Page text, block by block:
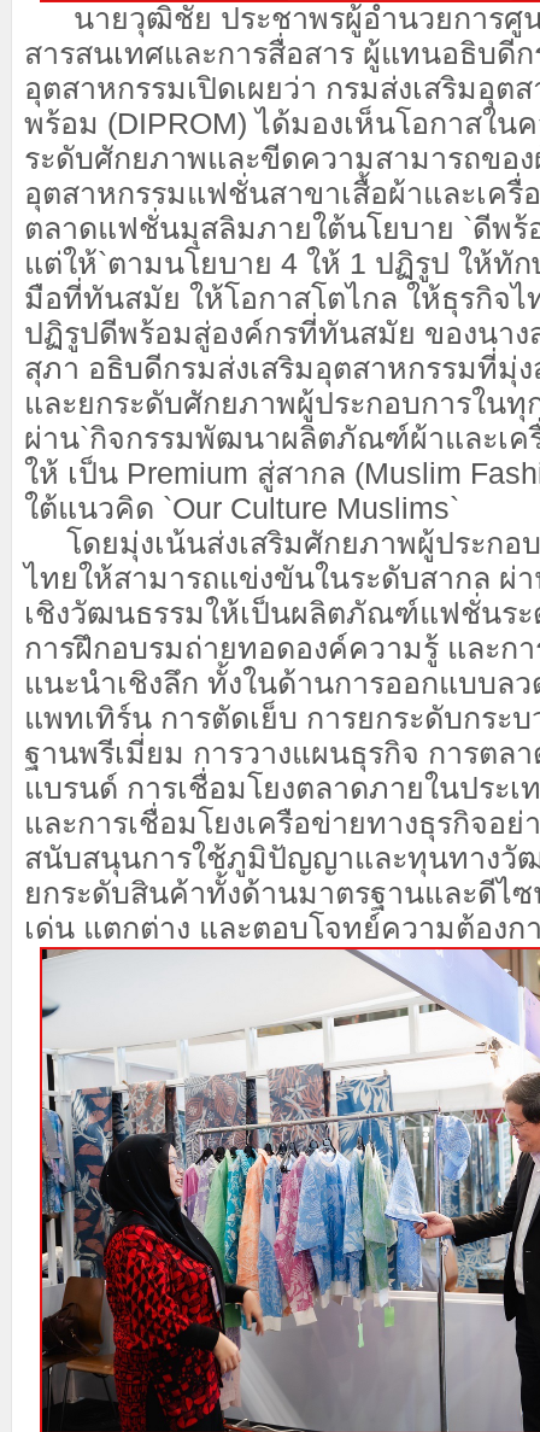
นายวุฒิชัย ประชาพรผู้อำนวยการศู
สารสนเทศและการสื่อสาร ผู้แทนอธิบดีก
อุตสาหกรรมเปิดเผยว่า กรมส่งเสริมอุต
พร้อม (DIPROM) ได้มองเห็นโอกาสใน
ระดับศักยภาพและขีดความสามารถของ
อุตสาหกรรมแฟชั่นสาขาเสื้อผ้าและเครื่
ตลาดแฟชั่นมุสลิมภายใต้นโยบาย `ดีพ
แต่ให้`ตามนโยบาย 4 ให้ 1 ปฏิรูป ให้ทัก
มือที่ทันสมัย ให้โอกาสโตไกล ให้ธุรกิจ
ปฏิรูปดีพร้อมสู่องค์กรที่ทันสมัย ของนา
สุภา อธิบดีกรมส่งเสริมอุตสาหกรรมที่มุ่ง
และยกระดับศักยภาพผู้ประกอบการในทุ
ผ่าน`กิจกรรมพัฒนาผลิตภัณฑ์ผ้าและเ
ให้ เป็น Premium สู่สากล (Muslim
ใต้แนวคิด `Our Culture Muslims`
โดยมุ่งเน้นส่งเสริมศักยภาพผู้ประกอ
ไทยให้สามารถแข่งขันในระดับสากล ผ่
เชิงวัฒนธรรมให้เป็นผลิตภัณฑ์แฟชั่นระ
การฝึกอบรมถ่ายทอดองค์ความรู้ และก
แนะนำเชิงลึก ทั้งในด้านการออกแบบลว
แพทเทิร์น การตัดเย็บ การยกระดับกระ
ฐานพรีเมี่ยม การวางแผนธุรกิจ การตล
แบรนด์ การเชื่อมโยงตลาดภายในประเ
และการเชื่อมโยงเครือข่ายทางธุรกิจอย่
สนับสนุนการใช้ภูมิปัญญาและทุนทางวั
ยกระดับสินค้าทั้งด้านมาตรฐานและดีไ
เด่น แตกต่าง และตอบโจทย์ความต้องก